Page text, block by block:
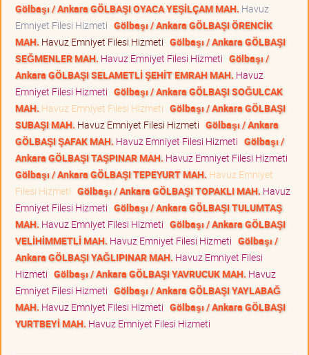
Gölbaşı / Ankara GÖLBAŞI OYACA YEŞİLÇAM MAH. Havuz
Emniyet Filesi Hizmeti Gölbaşı / Ankara GÖLBAŞI ÖRENCİK
MAH. Havuz Emniyet Filesi Hizmeti Gölbaşı / Ankara GÖLBAŞI
SEĞMENLER MAH. Havuz Emniyet Filesi Hizmeti Gölbaşı /
Ankara GÖLBAŞI SELAMETLİ ŞEHİT EMRAH MAH. Havuz
Emniyet Filesi Hizmeti Gölbaşı / Ankara GÖLBAŞI SOĞULCAK
MAH. Havuz Emniyet Filesi Hizmeti Gölbaşı / Ankara GÖLBAŞI
SUBAŞI MAH. Havuz Emniyet Filesi Hizmeti Gölbaşı / Ankara
GÖLBAŞI ŞAFAK MAH. Havuz Emniyet Filesi Hizmeti Gölbaşı /
Ankara GÖLBAŞI TAŞPINAR MAH. Havuz Emniyet Filesi Hizmeti
Gölbaşı / Ankara GÖLBAŞI TEPEYURT MAH. Havuz Emniyet
Filesi Hizmeti Gölbaşı / Ankara GÖLBAŞI TOPAKLI MAH. Havuz
Emniyet Filesi Hizmeti Gölbaşı / Ankara GÖLBAŞI TULUMTAŞ
MAH. Havuz Emniyet Filesi Hizmeti Gölbaşı / Ankara GÖLBAŞI
VELİHİMMETLİ MAH. Havuz Emniyet Filesi Hizmeti Gölbaşı /
Ankara GÖLBAŞI YAĞLIPINAR MAH. Havuz Emniyet Filesi
Hizmeti Gölbaşı / Ankara GÖLBAŞI YAVRUCUK MAH. Havuz
Emniyet Filesi Hizmeti Gölbaşı / Ankara GÖLBAŞI YAYLABAĞ
MAH. Havuz Emniyet Filesi Hizmeti Gölbaşı / Ankara GÖLBAŞI
YURTBEYİ MAH. Havuz Emniyet Filesi Hizmeti